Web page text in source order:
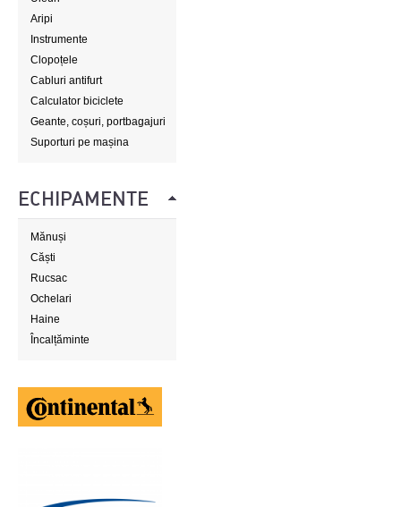
Aripi
Instrumente
Clopoțele
Cabluri antifurt
Calculator biciclete
Geante, coșuri, portbagajuri
Suporturi pe mașina
ECHIPAMENTE
Mănuși
Căști
Rucsac
Ochelari
Haine
Încalțăminte